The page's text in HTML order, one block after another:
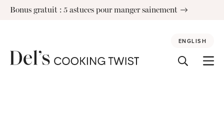
SkipBonus gratuit : 5 astuces pour manger sainement
ENGLISH